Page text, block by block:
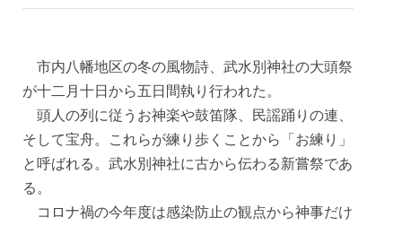
市内八幡地区の冬の風物詩、武水別神社の大頭祭
が十二月十日から五日間執り行われた。
頭人の列に従うお神楽や鼓笛隊、民謡踊りの連、
そして宝舟。これらが練り歩くことから「お練り」
と呼ばれる。武水別神社に古から伝わる新嘗祭であ
る。
コロナ禍の今年度は感染防止の観点から神事だけ